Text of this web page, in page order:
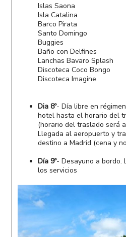
Islas Saona
Isla Catalina
Barco Pirata
Santo Domingo
Buggies
Baño con Delfines
Lanchas Bavaro Splash
Discoteca Coco Bongo
Discoteca Imagine
Dia 8º- Día libre en
hotel hasta el horario del
(horario del traslado será
Llegada al aeropuerto y
destino a Madrid (cena y
Día 9º- Desayuno a bordo.
los servicios